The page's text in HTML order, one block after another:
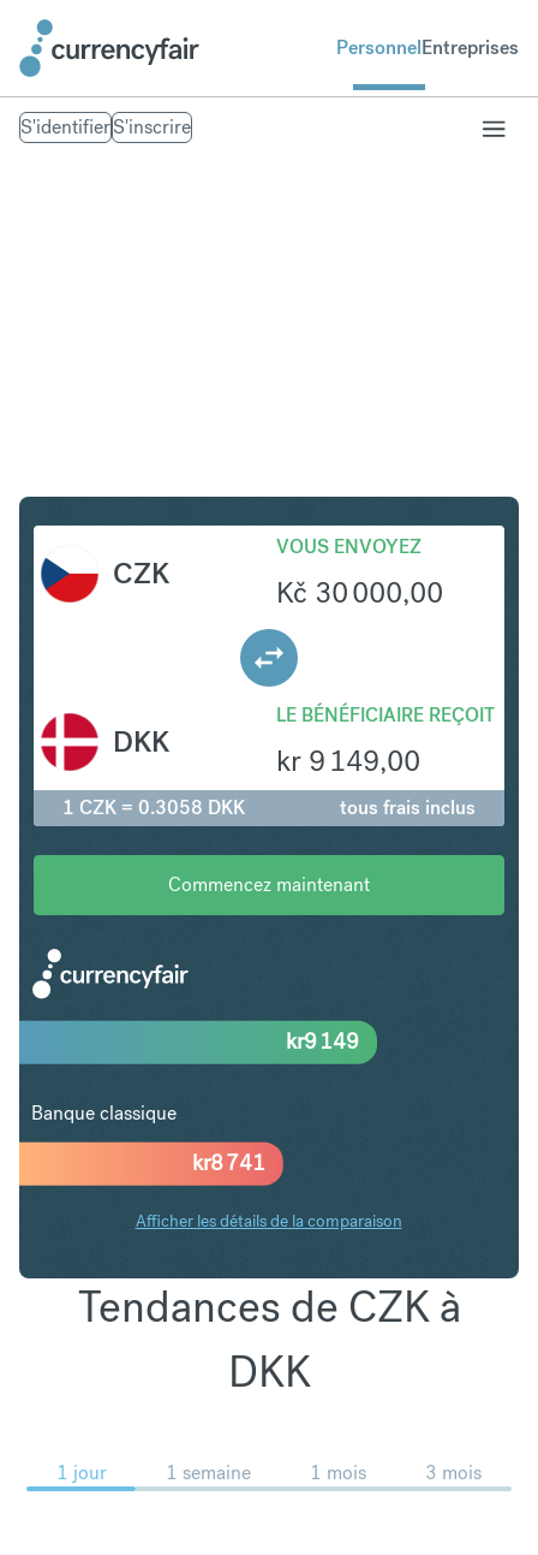
PersonnelEntreprises
S'identifierS'inscrire
CZK
VOUS ENVOYEZ
Kč 30 000,00
LE BÉNÉFICIAIRE REÇOIT
kr 9 149,00
DKK
1 CZK = 0.3058 DKK tous frais inclus
Commencez maintenant
kr8 741
kr9 149
Banque classique
Afficher les détails de la comparaison
Tendances de CZK à
DKK
1 jour 1 semaine 1 mois 3 mois